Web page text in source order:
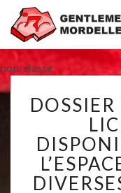
non-classe